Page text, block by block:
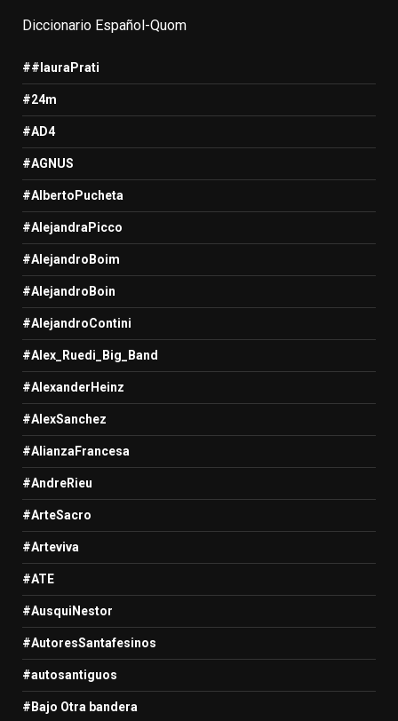
Diccionario Español-Quom
##lauraPrati
#24m
#AD4
#AGNUS
#AlbertoPucheta
#AlejandraPicco
#AlejandroBoim
#AlejandroBoin
#AlejandroContini
#Alex_Ruedi_Big_Band
#AlexanderHeinz
#AlexSanchez
#AlianzaFrancesa
#AndreRieu
#ArteSacro
#Arteviva
#ATE
#AusquiNestor
#AutoresSantafesinos
#autosantiguos
#Bajo Otra bandera